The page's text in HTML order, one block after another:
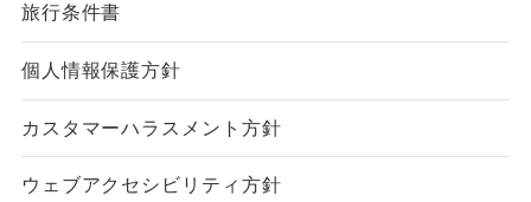
旅行条件書
個人情報保護方針
カスタマーハラスメント方針
ウェブアクセシビリティ方針